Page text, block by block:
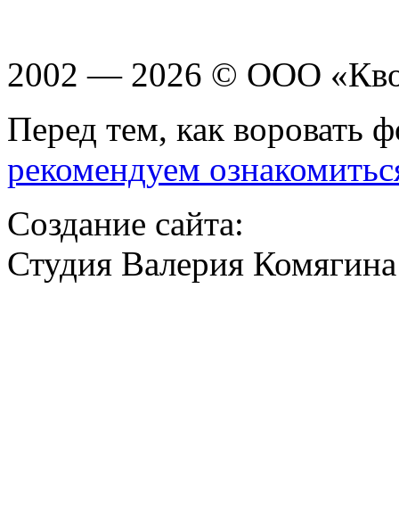
2002 — 2026 © ООО
Перед тем, как воровать
рекомендуем
Создание сайта:
Студия Валерия Комягина